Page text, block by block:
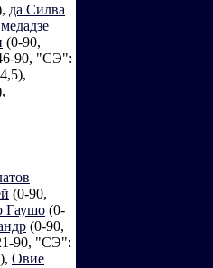
да Силва
(0-90,
90, "СЭ":
(0-90,
Гаушо (0-
(0-90,
90, "СЭ":
Овие